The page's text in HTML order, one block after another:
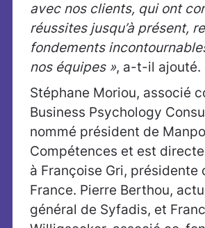
avec nos clients, qui ont
réussites jusqu’à présent,
fondements
nos équipes », a-t-il ajouté.
Stéphane Moriou, associé
Business Psychology
nommé président de
Compétences et est
à Françoise Gri, présidente
France. Pierre Berthou,
général de Syfadis, et